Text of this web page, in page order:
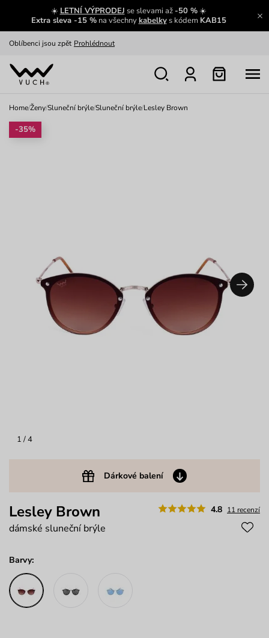
☀️ LETNÍ VÝPRODEJ se slevami až -50 %☀️
Extra sleva -15 %na všechnykabelkys kódem KAB15
Výměna a vrácení zdarma Zobrazit
Oblíbenci jsou zpět Prohlédnout
Nech se inspirovat
Home/Ženy/Sluneční brýle/Sluneční brýle/Lesley Brown
1 / 4
Dárkové balení
-35%
4.8 11 recenzí
Lesley Brown
dámské sluneční brýle
Barvy: